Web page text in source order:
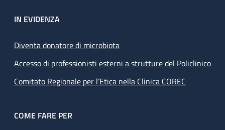
IN EVIDENZA
Diventa donatore di microbiota
Accesso di professionisti esterni a strutture del Policlinico
Comitato Regionale per l’Etica nella Clinica COREC
COME FARE PER